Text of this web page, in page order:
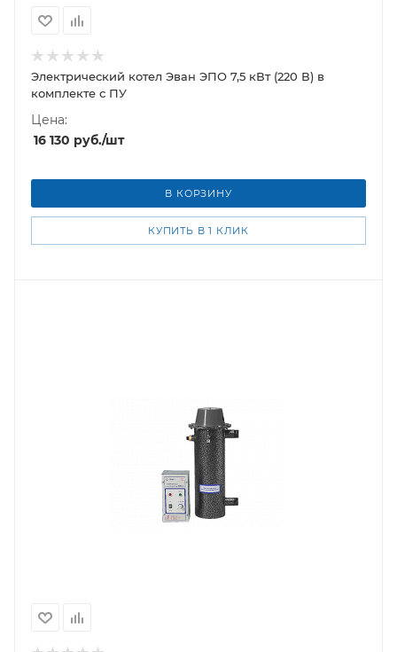
Электрический котел Эван ЭПО 7,5 кВт (220 В) в
комплекте с ПУ
Цена:
16 130 руб./шт
В КОРЗИНУ
КУПИТЬ В 1 КЛИК